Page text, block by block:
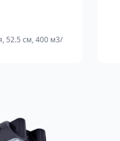
52.5 см, 400 м3/